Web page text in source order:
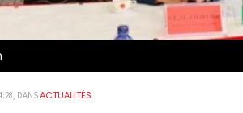
DANSACTUALITÉS